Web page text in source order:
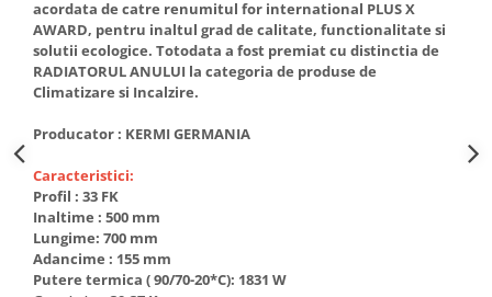
acordata de catre renumitul for international PLUS X
AWARD, pentru inaltul grad de calitate, functionalitate si
solutii ecologice. Totodata a fost premiat cu distinctia de
RADIATORUL ANULUI la categoria de produse de
Climatizare si Incalzire.
Producator : KERMI GERMANIA
Caracteristici:
Profil : 33 FK
Inaltime : 500 mm
Lungime: 700 mm
Adancime : 155 mm
Putere termica ( 90/70-20*C): 1831 W